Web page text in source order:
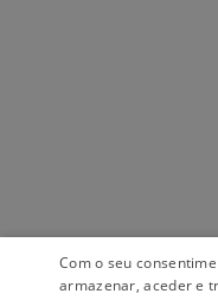
Com o seu
armazenar, aceder e